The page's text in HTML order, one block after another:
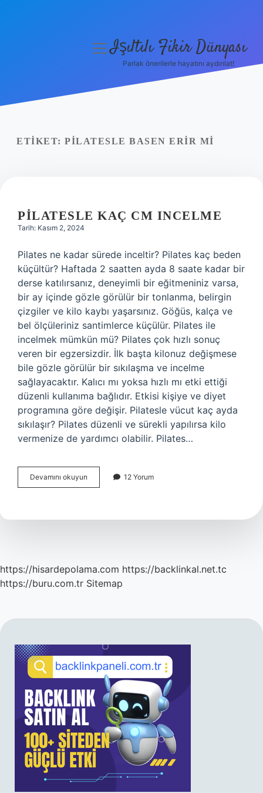
Yasal Uyarı
menüyüIşıltılı Fikir Dünyası
Parlak önerilerle hayatını aydınlat!
ETIKET: PILATESLE BASEN ERIR MI
PILATESLE KAÇ CM INCELME
Tarih: Kasım 2, 2024
Pilates ne kadar sürede inceltir? Pilates kaç beden
küçültür? Haftada 2 saatten ayda 8 saate kadar bir
derse katılırsanız, deneyimli bir eğitmeniniz varsa,
bir ay içinde gözle görülür bir tonlanma, belirgin
çizgiler ve kilo kaybı yaşarsınız. Göğüs, kalça ve
bel ölçüleriniz santimlerce küçülür. Pilates ile
incelmek mümkün mü? Pilates çok hızlı sonuç
veren bir egzersizdir. İlk başta kilonuz değişmese
bile gözle görülür bir sıkılaşma ve incelme
sağlayacaktır. Kalıcı mı yoksa hızlı mı etki ettiği
düzenli kullanıma bağlıdır. Etkisi kişiye ve diyet
programına göre değişir. Pilatesle vücut kaç ayda
sıkılaşır? Pilates düzenli ve sürekli yapılırsa kilo
vermenize de yardımcı olabilir. Pilates…
Devamını okuyun Pilatesle
Kaç
12 Yorum
https://hisardepolama.com https://backlinkal.net.tc
https://buru.com.tr Sitemap
SIDEBAR